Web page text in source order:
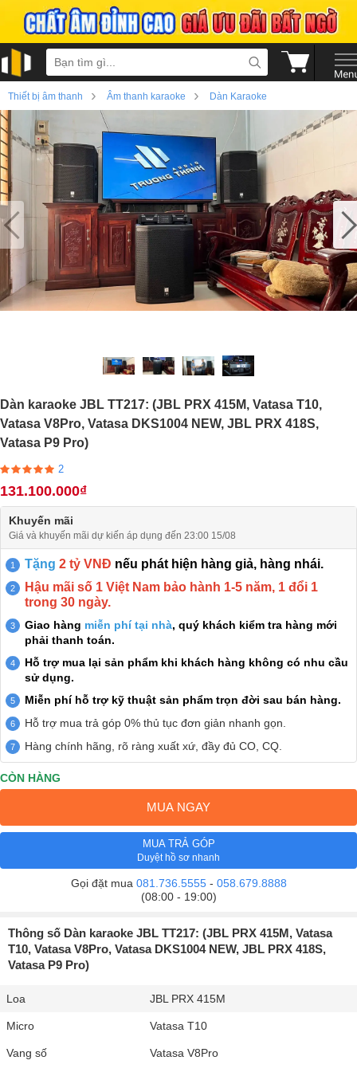
Thiết bị âm thanh › Âm thanh karaoke › Dàn Karaoke
Dàn karaoke JBL TT217: (JBL PRX 415M, Vatasa T10,
Vatasa V8Pro, Vatasa DKS1004 NEW, JBL PRX 418S,
Vatasa P9 Pro)
2
131.100.000₫
Khuyến mãi
Giá và khuyến mãi dự kiến áp dụng đến 23:00 15/08
Tặng 2 tỷ VNĐ nếu phát hiện hàng giả, hàng nhái.
Hậu mãi số 1 Việt Nam bảo hành 1-5 năm, 1 đổi 1
trong 30 ngày.
Giao hàng miễn phí tại nhà, quý khách kiểm tra hàng mới
phải thanh toán.
Hỗ trợ mua lại sản phẩm khi khách hàng không có nhu cầu
sử dụng.
Miễn phí hỗ trợ kỹ thuật sản phẩm trọn đời sau bán hàng.
Hỗ trợ mua trả góp 0% thủ tục đơn giản nhanh gọn.
Hàng chính hãng, rõ ràng xuất xứ, đầy đủ CO, CQ.
CÒN HÀNG
MUA NGAY
MUA TRẢ GÓP
Duyệt hồ sơ nhanh
Gọi đặt mua 081.736.5555- 058.679.8888
(08:00 - 19:00)
Thông số Dàn karaoke JBL TT217: (JBL PRX 415M, Vatasa
T10, Vatasa V8Pro, Vatasa DKS1004 NEW, JBL PRX 418S,
Vatasa P9 Pro)
Loa JBL PRX 415M
Micro Vatasa T10
Vang số Vatasa V8Pro